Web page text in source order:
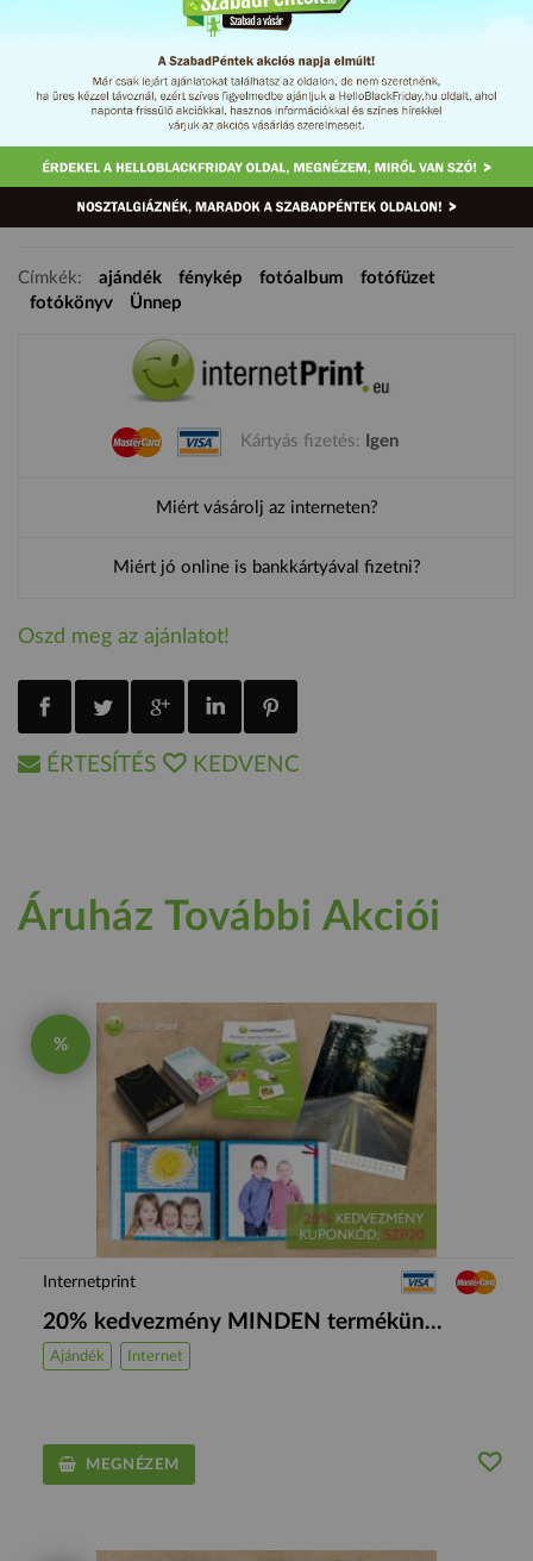
20% kedvezmény a SZP20kuponkód használatával. Fotókönyv
és fotófüzet készítés online szerkesztőben, kényelmesen,
egyszerűen, szoftver letöltése nélkül! Számos sablon,
színkombináció és dekoráció!
Akció időtartama: 2017. 03. 03.
Címkék: ajándék fénykép fotóalbum
fotófüzet
fotókönyv
Ünnep
Kártyás fizetés: Igen
Miért vásárolj az interneten?
Miért jó online is bankkártyával fizetni?
Oszd meg az ajánlatot!
ÉRTESÍTÉS KEDVENC
Áruház További Akciói
%
Internetprint
20% kedvezmény MINDEN termékün...
Ajándék Internet
MEGNÉZEM